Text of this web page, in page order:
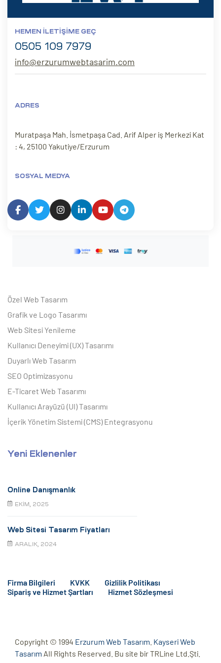
HEMEN İLETIŞIME GEÇ
0505 109 7979
info@erzurumwebtasarim.com
ADRES
Muratpaşa Mah. İsmetpaşa Cad. Arif Alper iş Merkezi Kat
: 4, 25100 Yakutiye/Erzurum
SOSYAL MEDYA
Özel Web Tasarım
Grafik ve Logo Tasarımı
Web Sitesi Yenileme
Kullanıcı Deneyimi (UX) Tasarımı
Duyarlı Web Tasarım
SEO Optimizasyonu
E-Ticaret Web Tasarımı
Kullanıcı Arayüzü (UI) Tasarımı
İçerik Yönetim Sistemi (CMS) Entegrasyonu
Yeni Eklenenler
Online Danışmanlık
EKIM, 2025
Web Sitesi Tasarım Fiyatları
ARALIK, 2024
Firma Bilgileri KVKK
Gizlilik Politikası
Sipariş ve Hizmet Şartları
Hizmet Sözleşmesi
Copyright © 1994 Erzurum Web Tasarım Kayseri Web
Tasarım All Rights Reserved. Bu site bir TRLine Ltd.Şti.